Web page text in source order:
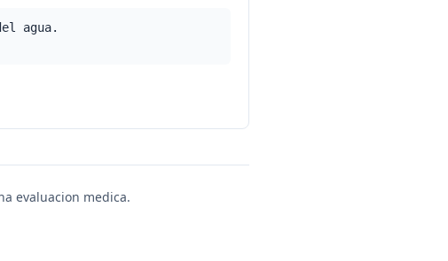
agua.
evaluacion medica.